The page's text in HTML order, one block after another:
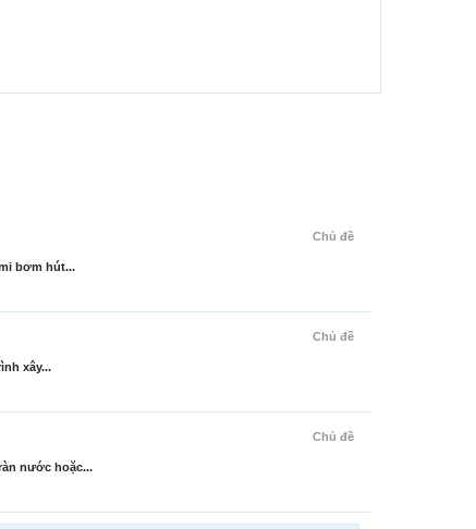
Chủ đề
bơm hút...
Chủ đề
xây...
Chủ đề
nước hoặc...